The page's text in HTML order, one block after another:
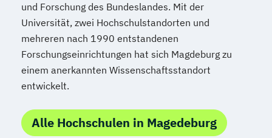
und Forschung des Bundeslandes. Mit der
Universität, zwei Hochschulstandorten und
mehreren nach 1990 entstandenen
Forschungseinrichtungen hat sich Magdeburg zu
einem anerkannten Wissenschaftsstandort
entwickelt.
Alle Hochschulen in Magedeburg